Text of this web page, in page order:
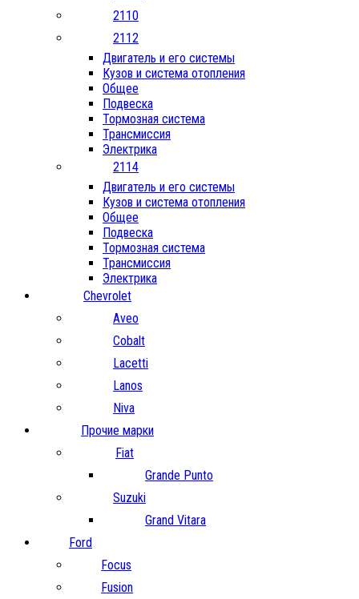
2110
2112
Двигатель и его системы
Кузов и система отопления
Общее
Подвеска
Тормозная система
Трансмиссия
Электрика
2114
Двигатель и его системы
Кузов и система отопления
Общее
Подвеска
Тормозная система
Трансмиссия
Электрика
Chevrolet
Aveo
Cobalt
Lacetti
Lanos
Niva
Прочие марки
Fiat
Grande Punto
Suzuki
Grand Vitara
Ford
Focus
Fusion